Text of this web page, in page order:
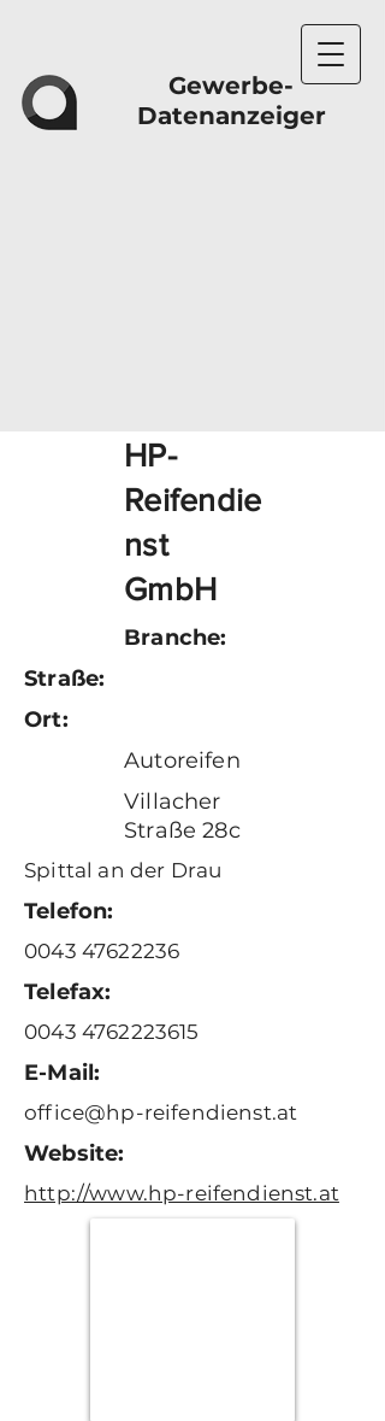
Gewerbe-
Datenanzeiger
HP-
Reifendie
nst
GmbH
Branche:
Straße:
Ort:
Autoreifen
Villacher
Straße 28c
Spittal an der Drau
Telefon:
0043 47622236
Telefax:
0043 4762223615
E-Mail:
office@hp-reifendienst.at
Website:
http://www.hp-reifendienst.at